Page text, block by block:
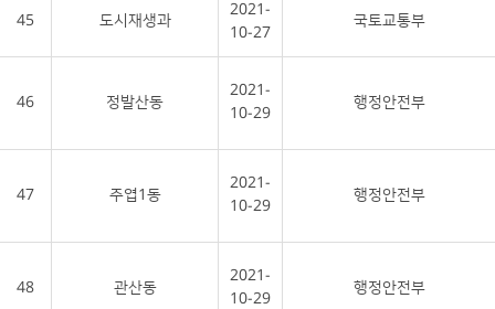
45 도시재생과
2021-
10-27
국토교통부
46 정발산동
2021-
10-29
행정안전부
47 주엽1동
2021-
10-29
행정안전부
48 관산동
2021-
10-29
행정안전부